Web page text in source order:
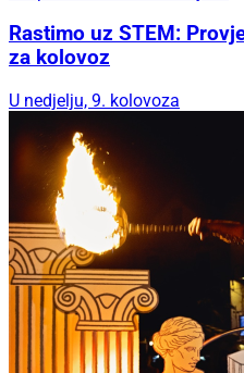
Rastimo uz STEM:
za kolovoz
U nedjelju, 9. kolovoza